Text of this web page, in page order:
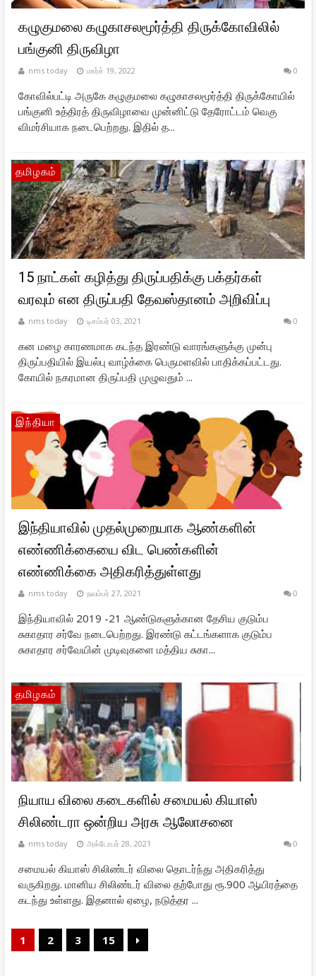
கழுகுமலை கழுகாசலமூர்த்தி திருக்கோவிலில்
பங்குனி திருவிழா
nms today மார்ச் 19, 2022 0
கோவில்பட்டி அருகே கழுகுமலை கழுகாசலமூர்த்தி திருக்கோயில்
பங்குனி உத்திரத் திருவிழாவை முன்னிட்டு தேரோட்டம் வெகு
விமர்சியாக நடைபெற்றது. இதில் த...
தமிழகம்
15 நாட்கள் கழித்து திருப்பதிக்கு பக்தர்கள்
வரவும் என திருப்பதி தேவஸ்தானம் அறிவிப்பு
nms today டிசம்பர் 03, 2021 0
கன மழை காரணமாக கடந்த இரண்டு வாரங்களுக்கு முன்பு
திருப்பதியில் இயல்பு வாழ்க்கை பெருமளவில் பாதிக்கப்பட்டது.
கோயில் நகரமான திருப்பதி முழுவதும் ...
இந்தியா
இந்தியாவில் முதல்முறையாக ஆண்களின்
எண்ணிக்கையை விட பெண்களின்
எண்ணிக்கை அதிகரித்துள்ளது
nms today நவம்பர் 27, 2021 0
இந்தியாவில் 2019 -21 ஆண்டுகளுக்கான தேசிய குடும்ப
சுகாதார சர்வே நடைபெற்றது. இரண்டு கட்டங்களாக குடும்ப
சுகாதார சர்வேயின் முடிவுகளை மத்திய சுகா...
தமிழகம்
நியாய விலை கடைகளில் சமையல் கியாஸ்
சிலிண்டரா ஒன்றிய அரசு ஆலோசனை
nms today அக்டோபர் 28, 2021 0
சமையல் கியாஸ் சிலிண்டர் விலை தொடர்ந்து அதிகரித்து
வருகிறது. மானிய சிலிண்டர் விலை தற்போது ரூ.900 ஆயிரத்தை
கடந்து உள்ளது. இதனால் ஏழை, நடுத்தர ...
1 2 3 15